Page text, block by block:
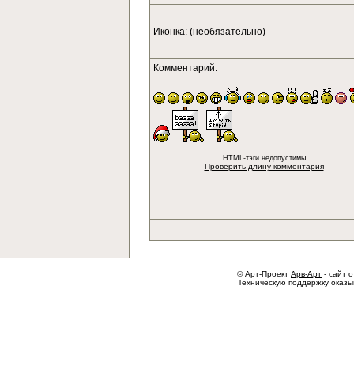
Иконка: (необязательно)
Комментарий:
HTML-тэги недопустимы
Проверить длину комментария
© Арт-Проект Арв-Арт - сайт
Техническую поддержку